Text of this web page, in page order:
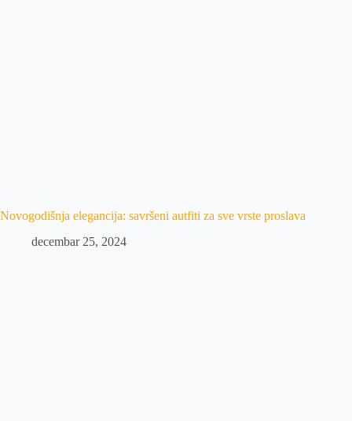
Novogodišnja elegancija: savršeni autfiti za sve vrste proslava
decembar 25, 2024